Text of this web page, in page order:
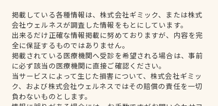
掲載している各種情報は、株式会社ギミック、または株式
会社ウェルネスが調査した情報をもとにしています。
出来るだけ正確な情報掲載に努めておりますが、内容を完
全に保証するものではありません。
掲載されている医療機関へ受診を希望される場合は、事前
に必ず該当の医療機関に直接ご確認ください。
当サービスによって生じた損害について、株式会社ギミッ
ク、および株式会社ウェルネスではその賠償の責任を一切
負わないものとします。